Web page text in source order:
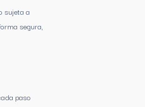
sujeta a
segura,
paso